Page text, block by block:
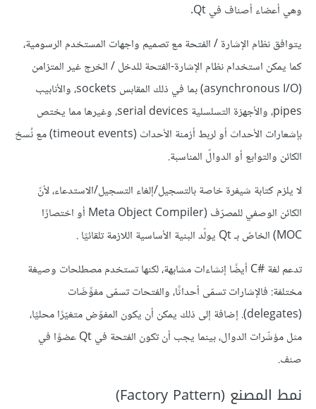
وهي أعضاء أصناف في Qt.
يتوافق نظام الإشارة / الفتحة مع تصميم واجهات المستخدم الرسومية،
كما يمكن استخدام نظام الإشارة-الفتحة للدخل / الخرج غير المتزامن
(asynchronous I/O) بما في ذلك المقابس sockets، والأنابيب
pipes، والأجهزة التسلسلية serial devices، وغيرها مما يختص
بإشعارات الأحداث أو لربط أزمنة الأحداث (timeout events) مع نُسخ
الكائن والتوابع أو الدوالّ المناسبة.
لا يلزم كتابة شيفرة خاصة بالتسجيل/إلغاء التسجيل/الاستدعاء، لأنّ
الكائن الوصفي للمصرّف (Meta Object Compiler أو اختصارًا
MOC) الخاصّ بـ Qt يولّد البنية الأساسية اللازمة تلقائيًا .
تدعم لغة C#‎ أيضًا إنشاءات مشابهة، لكنها تستخدم مصطلحات وصيغة
مختلفة: فالإشارات تسمّى أحداثًا، والفتحات تسمّى مفوِّضَات
(delegates). إضافة إلى ذلك يمكن أن يكون المفوّض متغيّرًا محليًا،
مثل مؤشّرات الدوال، بينما يجب أن تكون الفتحة في Qt عضوًا في
صنف.
نمط المصنع (Factory Pattern)